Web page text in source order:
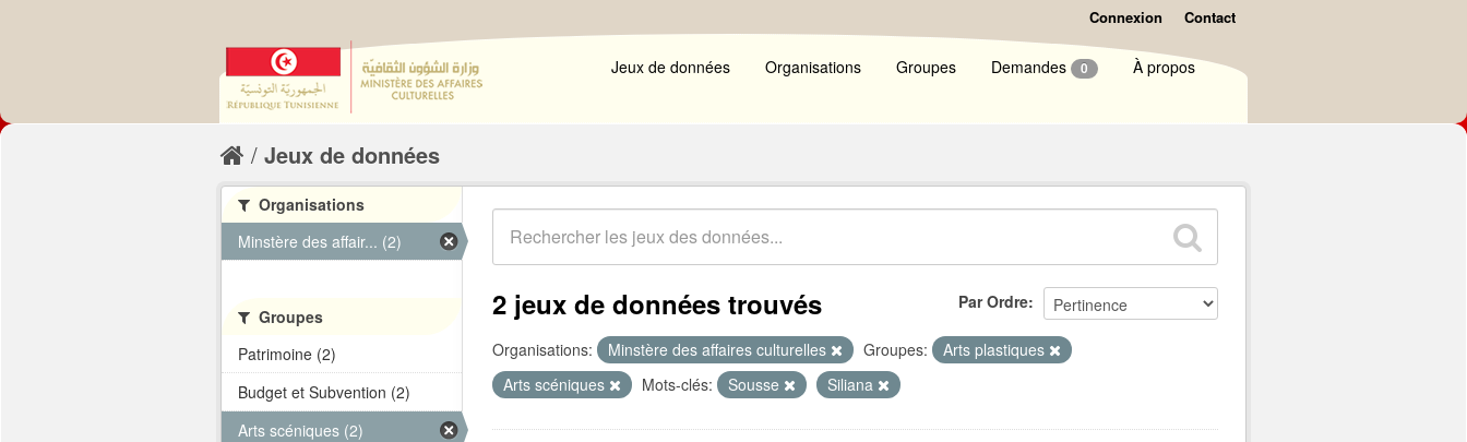
Connexion Contact
Jeux de données Organisations Groupes Demandes 0 À propos
Jeux de données
Par Ordre
2 jeux de données trouvés
Organisations: Minstère des affaires culturelles Groupes:
Arts plastiques
Arts scéniques
Mots-clés: Sousse Siliana
Organisations
Minstère des affair... (2)
Groupes
Patrimoine (2)
Budget et Subvention (2)
Arts scéniques (2)